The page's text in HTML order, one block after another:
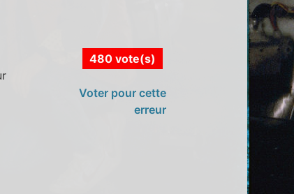
480 vote(s)
Voter pour cette
erreur